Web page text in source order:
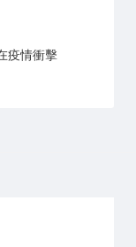
疫情衝擊